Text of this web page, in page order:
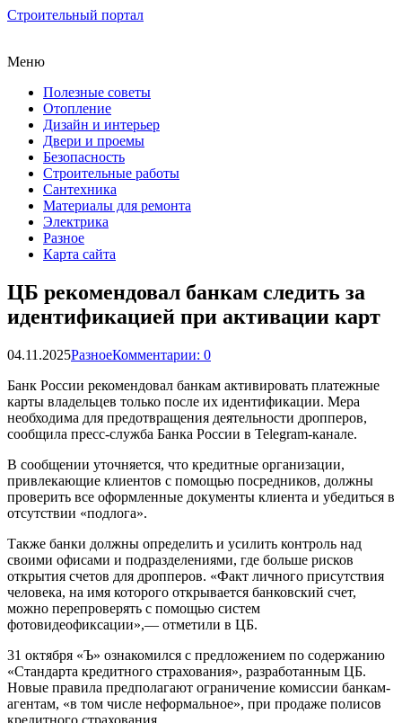
Строительный портал
Меню
Полезные советы
Отопление
Дизайн и интерьер
Двери и проемы
Безопасность
Строительные работы
Сантехника
Материалы для ремонта
Электрика
Разное
Карта сайта
ЦБ рекомендовал банкам следить за
идентификацией при активации карт
04.11.2025РазноеКомментарии: 0
Банк России рекомендовал банкам активировать платежные
карты владельцев только после их идентификации. Мера
необходима для предотвращения деятельности дропперов,
сообщила пресс-служба Банка России в Telegram-канале.
В сообщении уточняется, что кредитные организации,
привлекающие клиентов с помощью посредников, должны
проверить все оформленные документы клиента и убедиться в
отсутствии «подлога».
Также банки должны определить и усилить контроль над
своими офисами и подразделениями, где больше рисков
открытия счетов для дропперов. «Факт личного присутствия
человека, на имя которого открывается банковский счет,
можно перепроверять с помощью систем
фотовидеофиксации»,— отметили в ЦБ.
31 октября «Ъ» ознакомился с предложением по содержанию
«Стандарта кредитного страхования», разработанным ЦБ.
Новые правила предполагают ограничение комиссии банкам-
агентам, «в том числе неформальное», при продаже полисов
кредитного страхования.